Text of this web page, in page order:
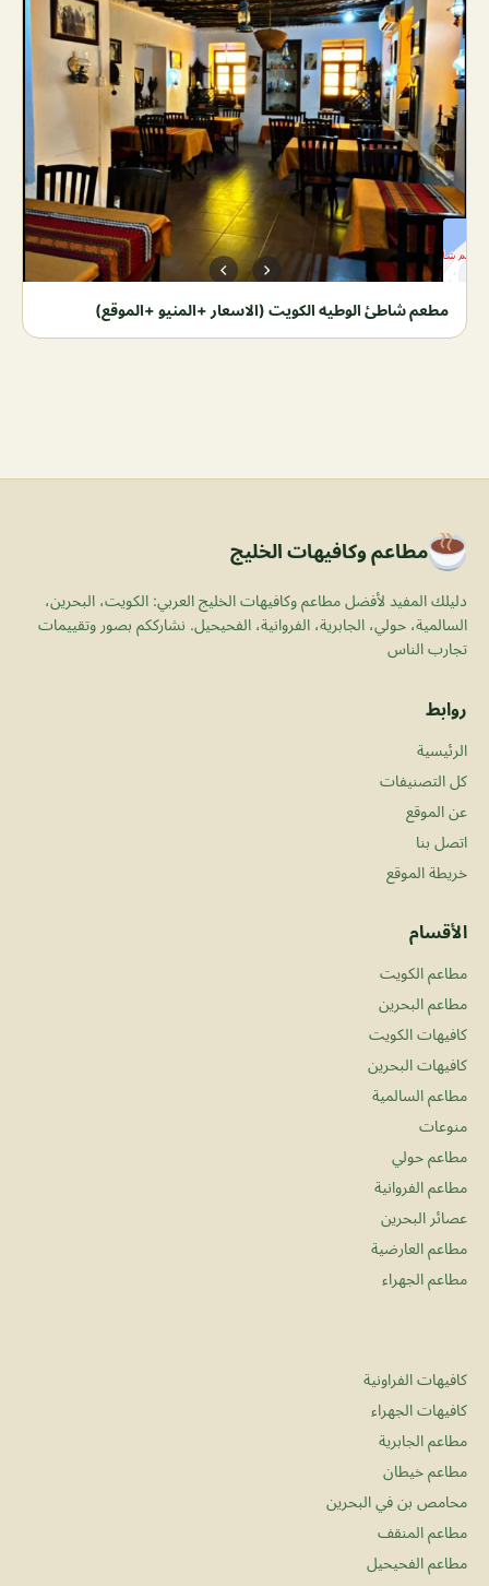
مطعم شاطئ الوطيه الكويت (الاسعار +المنيو +الموقع)
مطاعم وكافيهات الخليج
دليلك المفيد لأفضل مطاعم وكافيهات الخليج العربي: الكويت، البحرين،
السالمية، حولي، الجابرية، الفروانية، الفحيحيل. نشارككم بصور وتقييمات
تجارب الناس
روابط
الرئيسية
كل التصنيفات
عن الموقع
اتصل بنا
خريطة الموقع
الأقسام
مطاعم الكويت
مطاعم البحرين
كافيهات الكويت
كافيهات البحرين
مطاعم السالمية
منوعات
مطاعم حولي
مطاعم الفروانية
عصائر البحرين
مطاعم العارضية
مطاعم الجهراء
كافيهات الفراونية
كافيهات الجهراء
مطاعم الجابرية
مطاعم خيطان
محامص بن في البحرين
مطاعم المنقف
مطاعم الفحيحيل